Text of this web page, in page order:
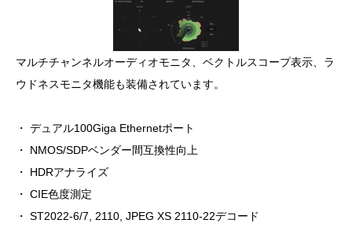
マルチチャンネルオーディオモニタ、ベクトルスコープ表示、ラ
ウドネスモニタ機能も装備されています。
・ デュアル100Giga Ethernetポート
・ NMOS/SDPベンダー間互換性向上
・ HDRアナライズ
・ CIE色度測定
・ ST2022-6/7, 2110, JPEG XS 2110-22デコード